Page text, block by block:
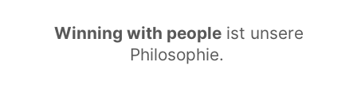
Winning with peopleist unsere
Philosophie.